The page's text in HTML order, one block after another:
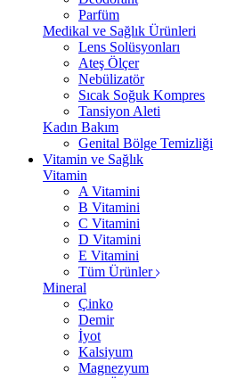
Parfüm
Medikal ve Sağlık Ürünleri
Lens Solüsyonları
Ateş Ölçer
Nebülizatör
Sıcak Soğuk Kompres
Tansiyon Aleti
Kadın Bakım
Genital Bölge Temizliği
Vitamin ve Sağlık
Vitamin
A Vitamini
B Vitamini
C Vitamini
D Vitamini
E Vitamini
Tüm Ürünler
Mineral
Çinko
Demir
İyot
Kalsiyum
Magnezyum